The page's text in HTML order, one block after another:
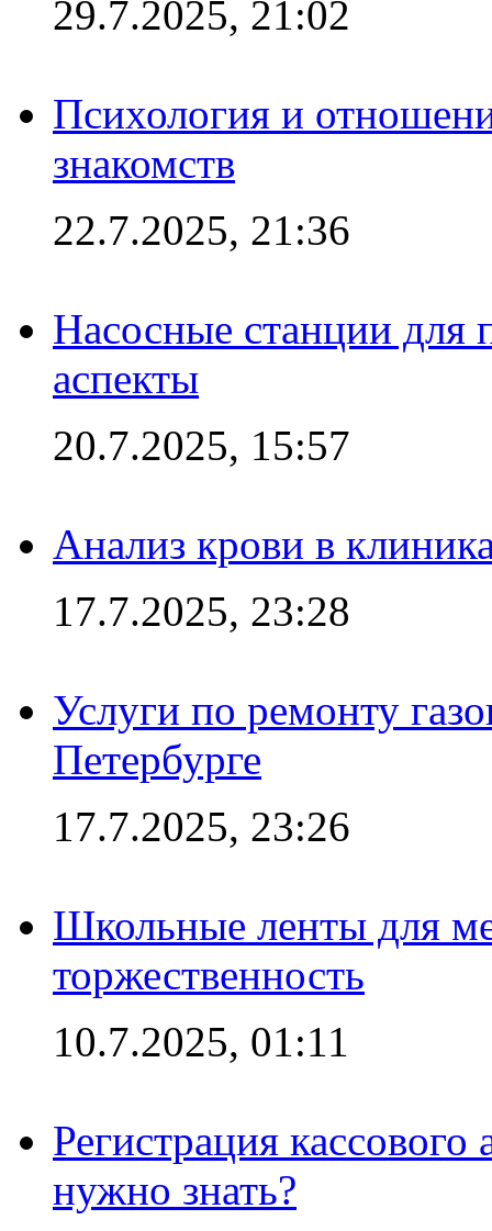
29.7.2025, 21:02
Психология и
знакомств
22.7.2025, 21:36
Насосные станции
аспекты
20.7.2025, 15:57
Анализ крови в
17.7.2025, 23:28
Услуги по ремонту
Петербурге
17.7.2025, 23:26
Школьные ленты для
торжественность
10.7.2025, 01:11
Регистрация кассового
нужно знать?